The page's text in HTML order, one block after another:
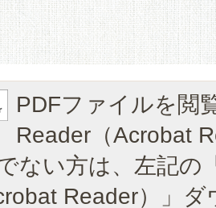
PDFファイルを閲
Reader（Acrobat
ない方は、左記の
Reader）」